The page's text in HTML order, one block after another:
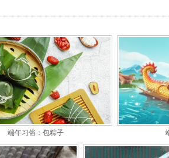
端午习俗：包粽子